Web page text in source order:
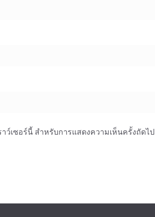
ว์เซอร์นี้ สำหรับการแสดงความเห็นครั้งถัดไป